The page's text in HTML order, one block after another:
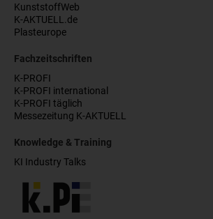
KunststoffWeb
K-AKTUELL.de
Plasteurope
Fachzeitschriften
K-PROFI
K-PROFI international
K-PROFI täglich
Messezeitung K-AKTUELL
Knowledge & Training
KI Industry Talks